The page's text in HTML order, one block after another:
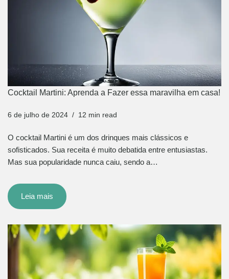
Cocktail Martini: Aprenda a Fazer essa maravilha em casa!
6 de julho de 2024 12 min read
O cocktail Martini é um dos drinques mais clássicos e
sofisticados. Sua receita é muito debatida entre entusiastas.
Mas sua popularidade nunca caiu, sendo a…
Leia mais